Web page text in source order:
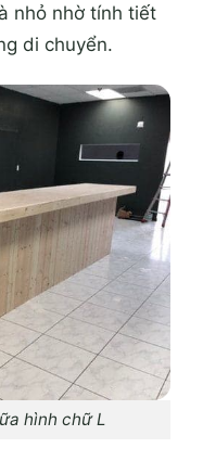
nhỏ nhờ tính tiết
di chuyển.
hình chữ L